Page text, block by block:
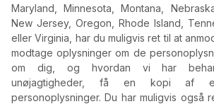
Maryland, Minnesota, Montana,
New Jersey, Oregon, Rhode Island,
eller Virginia, har du muligvis ret til at
modtage oplysninger om de
om dig, og hvordan vi har
unøjagtigheder, få en kopi af
personoplysninger. Du har muligvis også